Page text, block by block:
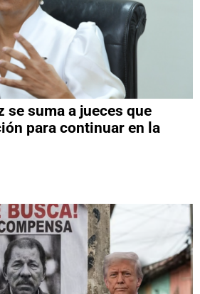
se suma a jueces que
para continuar en la